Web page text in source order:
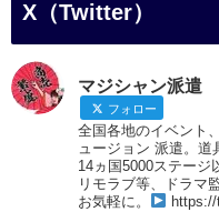
X（Twitter）
マジシャン派遣
フォロー
全国各地のイベント
ュージョン 派遣。道
14ヵ国5000ステージ
リモラブ等、ドラマ
お気軽に。